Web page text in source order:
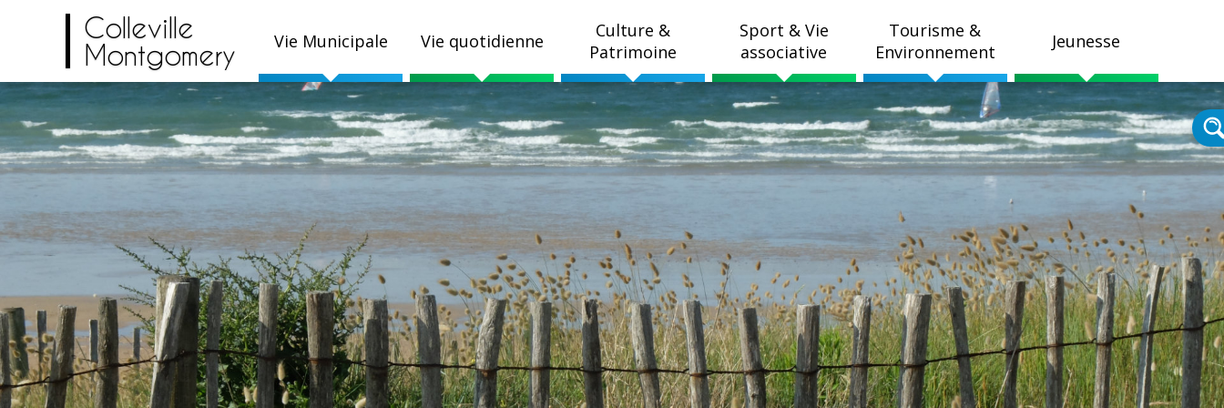
Colleville
Montgomery
Vie Municipale Vie quotidienne
Culture &
Patrimoine
Sport & Vie
associative
Tourisme &
Environnement
Jeunesse